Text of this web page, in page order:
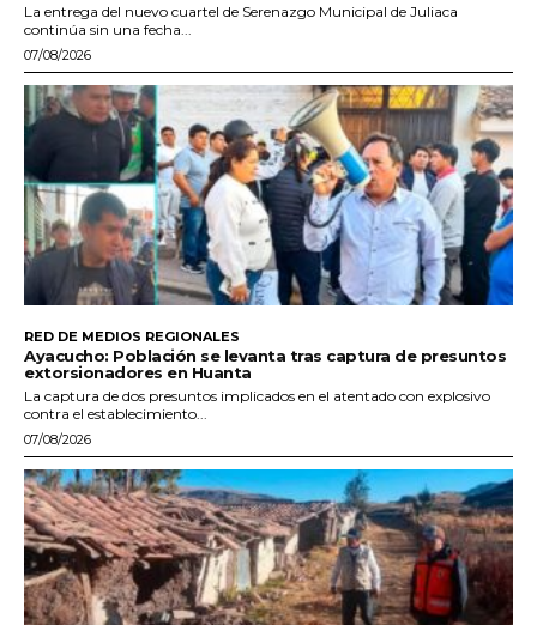
La entrega del nuevo cuartel de Serenazgo Municipal de Juliaca
continúa sin una fecha...
07/08/2026
RED DE MEDIOS REGIONALES
Ayacucho: Población se levanta tras captura de presuntos
extorsionadores en Huanta
La captura de dos presuntos implicados en el atentado con explosivo
contra el establecimiento...
07/08/2026